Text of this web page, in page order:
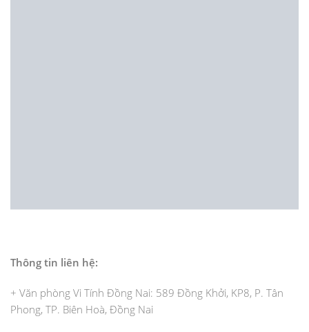
Thông tin liên hệ:
+ Văn phòng Vi Tính Đồng Nai: 589 Đồng Khởi, KP8, P. Tân
Phong, TP. Biên Hoà, Đồng Nai